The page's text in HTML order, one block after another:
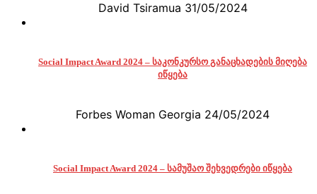
David Tsiramua 31/05/2024
Social Impact Award 2024 – საკონკურსო განაცხადების მიღება
იწყება
Forbes Woman Georgia 24/05/2024
Social Impact Award 2024 – სამუშაო შეხვედრები იწყება